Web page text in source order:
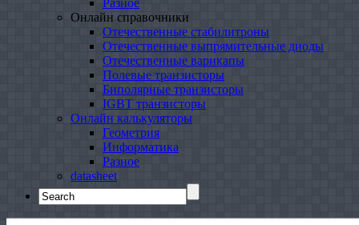
Разное
Онлайн справочники
Отечественные стабилитроны
Отечественные выпрямительные диоды
Отечественные варикапы
Полевые транзисторы
Биполярные транзисторы
IGBT транзисторы
Онлайн калькуляторы
Геометрия
Информатика
Разное
datasheet
Search
for: